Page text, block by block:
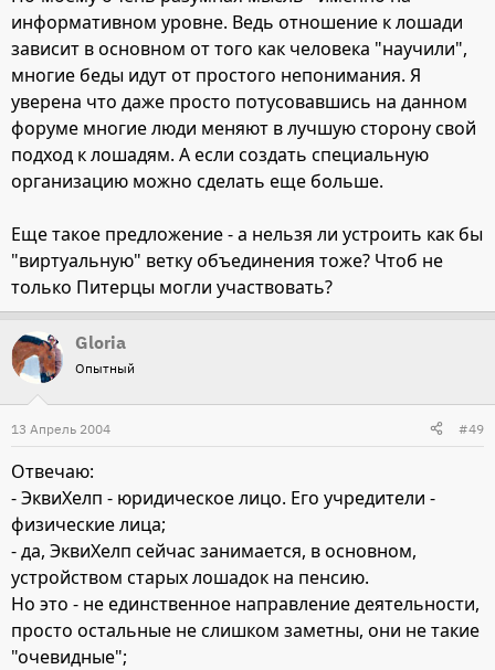
информативном уровне. Ведь отношение к лошади
зависит в основном от того как человека "научили",
многие беды идут от простого непонимания. Я
уверена что даже просто потусовавшись на данном
форуме многие люди меняют в лучшую сторону свой
подход к лошадям. А если создать специальную
организацию можно сделать еще больше.
Еще такое предложение - а нельзя ли устроить как бы
"виртуальную" ветку объединения тоже? Чтоб не
только Питерцы могли участвовать?
Gloria
Опытный
13 Апрель 2004 #49
Отвечаю:
- ЭквиХелп - юридическое лицо. Его учредители -
физические лица;
- да, ЭквиХелп сейчас занимается, в основном,
устройством старых лошадок на пенсию.
Но это - не единственное направление деятельности,
просто остальные не слишком заметны, они не такие
"очевидные";